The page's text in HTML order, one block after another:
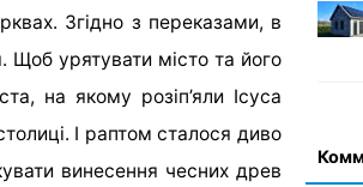
Згідно з переказами, в
Щоб урятувати місто та його
на якому розіп’яли Ісуса
І раптом сталося диво
винесення чесних древ